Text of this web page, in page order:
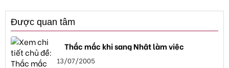
Được quan tâm
Thắc mắc khi sang Nhật làm việc
13/07/2005